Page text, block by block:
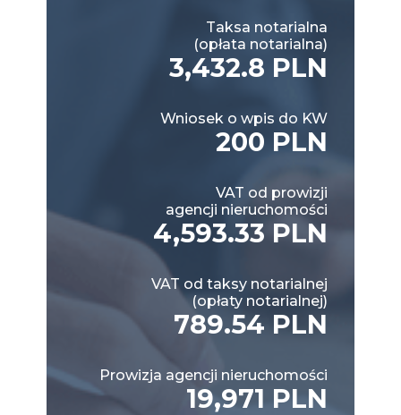
Taksa notarialna
(opłata notarialna)
3,432.8 PLN
Wniosek o wpis do KW
200 PLN
VAT od prowizji
agencji nieruchomości
4,593.33 PLN
VAT od taksy notarialnej
(opłaty notarialnej)
789.54 PLN
Prowizja agencji nieruchomości
19,971 PLN